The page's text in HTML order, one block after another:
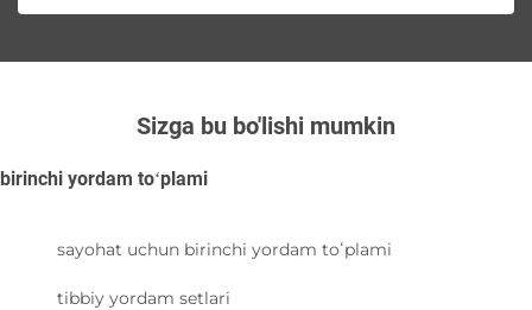
Sizga bu bo'lishi mumkin
birinchi yordam toʻplami
sayohat uchun birinchi yordam toʻplami
tibbiy yordam setlari